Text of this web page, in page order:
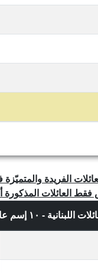
المذكورة أكثر
- ١٠ إسم عائلة فريد، حسب